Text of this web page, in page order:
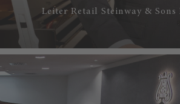
Leiter Retail Steinway & Sons